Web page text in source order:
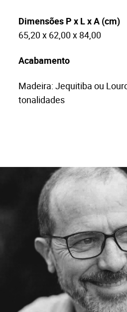
Dimensões P x L x A (cm)
65,20 x 62,00 x 84,00
Acabamento
Madeira: Jequitiba ou
tonalidades